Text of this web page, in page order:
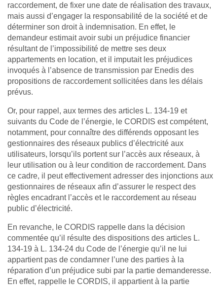
raccordement, de fixer une date de réalisation des travaux,
mais aussi d’engager la responsabilité de la société et de
déterminer son droit à indemnisation. En effet, le
demandeur estimait avoir subi un préjudice financier
résultant de l’impossibilité de mettre ses deux
appartements en location, et il imputait les préjudices
invoqués à l’absence de transmission par Enedis des
propositions de raccordement sollicitées dans les délais
prévus.
Or, pour rappel, aux termes des articles L. 134-19 et
suivants du Code de l’énergie, le CORDIS est compétent,
notamment, pour connaître des différends opposant les
gestionnaires des réseaux publics d’électricité aux
utilisateurs, lorsqu’ils portent sur l’accès aux réseaux, à
leur utilisation ou à leur condition de raccordement. Dans
ce cadre, il peut effectivement adresser des injonctions aux
gestionnaires de réseaux afin d’assurer le respect des
règles encadrant l’accès et le raccordement au réseau
public d’électricité.
En revanche, le CORDIS rappelle dans la décision
commentée qu’il résulte des dispositions des articles L.
134-19 à L. 134-24 du Code de l’énergie qu’il ne lui
appartient pas de condamner l’une des parties à la
réparation d’un préjudice subi par la partie demanderesse.
En effet, rappelle le CORDIS, il appartient à la partie